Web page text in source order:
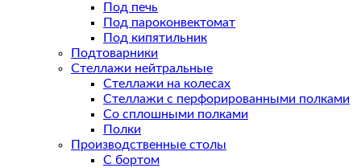
Под печь
Под пароконвектомат
Под кипятильник
Подтоварники
Стеллажи нейтральные
Стеллажи на колесах
Стеллажи с перфорированными полками
Со сплошными полками
Полки
Производственные столы
С бортом